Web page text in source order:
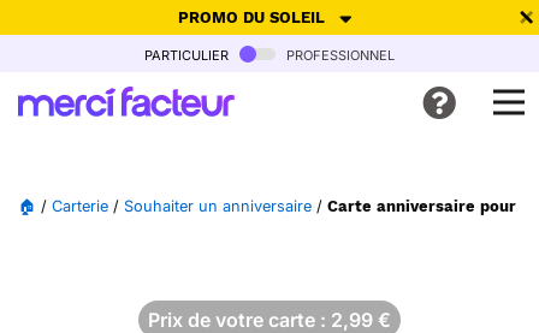
PROMO DU SOLEIL
-30% de réduction avec le code SUMMER26pour envoyer des
Ne plus afficher
particulier professionnel
🏠 / Carterie / Souhaiter un anniversaire / Carte anniversaire pour
Prix de votre carte : 2,99 €